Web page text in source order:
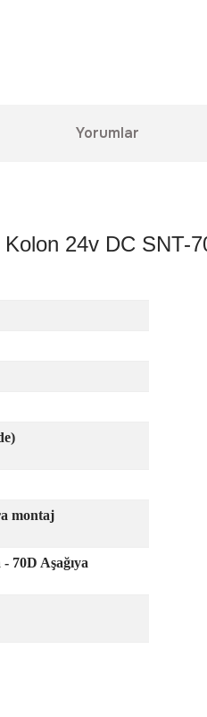
Yorumlar
Kolon 24v DC SNT-
montaj
70D Aşağıya